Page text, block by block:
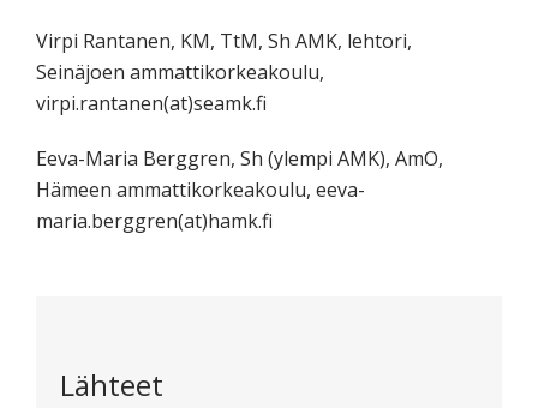
Virpi Rantanen, KM, TtM, Sh AMK, lehtori,
Seinäjoen ammattikorkeakoulu,
virpi.rantanen(at)seamk.fi
Eeva-Maria Berggren, Sh (ylempi AMK), AmO,
Hämeen ammattikorkeakoulu, eeva-
maria.berggren(at)hamk.fi
Lähteet